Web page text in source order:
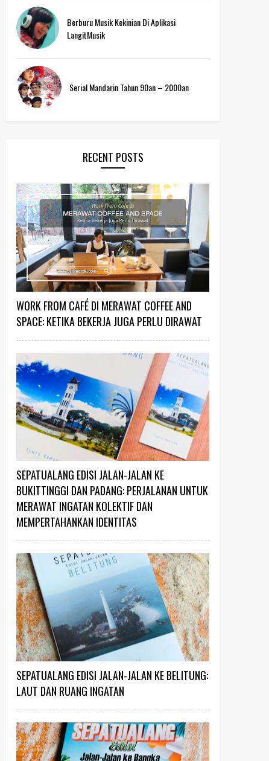
Berburu Musik Kekinian Di Aplikasi
LangitMusik
Serial Mandarin Tahun 90an – 2000an
RECENT POSTS
WORK FROM CAFÉ DI MERAWAT COFFEE AND
SPACE: KETIKA BEKERJA JUGA PERLU DIRAWAT
SEPATUALANG EDISI JALAN-JALAN KE
BUKITTINGGI DAN PADANG: PERJALANAN UNTUK
MERAWAT INGATAN KOLEKTIF DAN
MEMPERTAHANKAN IDENTITAS
SEPATUALANG EDISI JALAN-JALAN KE BELITUNG:
LAUT DAN RUANG INGATAN